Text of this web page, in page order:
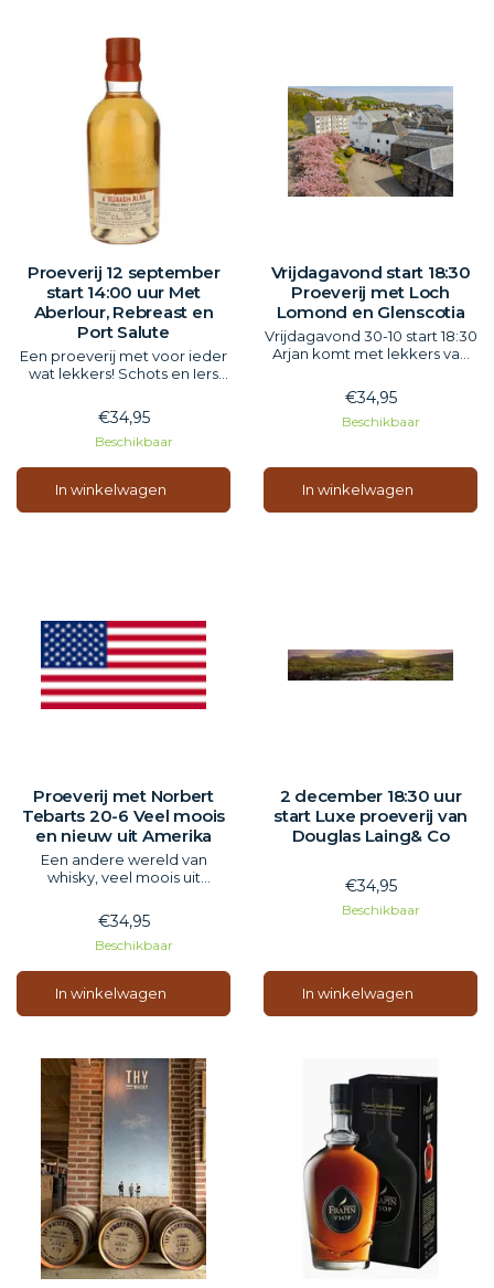
Proeverij 12 september
start 14:00 uur Met
Aberlour, Rebreast en
Port Salute
Een proeverij met voor ieder
wat lekkers! Schots en Iers
Aberlour, Redbreast en Port
Salute.
Inclusief hapjes.
€34,95
Beschikbaar
In winkelwagen
Vrijdagavond start 18:30
Proeverij met Loch
Lomond en Glenscotia
Vrijdagavond 30-10 start 18:30
Arjan komt met lekkers van
Inclusief hapjes
€34,95
Beschikbaar
In winkelwagen
Proeverij met Norbert
Tebarts 20-6 Veel moois
en nieuw uit Amerika
Een andere wereld van
whisky, veel moois uit
om een keer te proberen.
Zeker als Norbert het doet.
Aanvang 14:00 uur inclusief
€34,95
Beschikbaar
In winkelwagen
2 december 18:30 uur
start Luxe proeverij van
Douglas Laing& Co
€34,95
Beschikbaar
In winkelwagen